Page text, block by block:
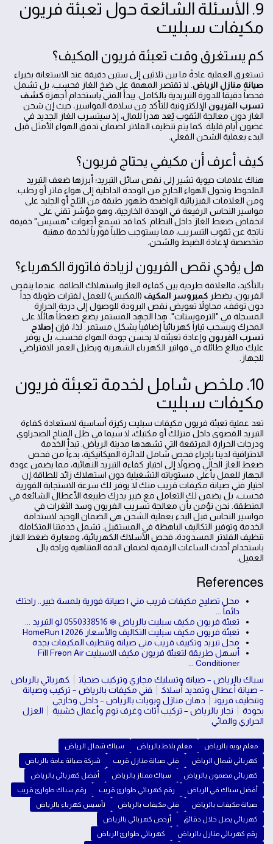
9. الأسئلة الشائعة حول تعبئة فريون
مكيفات سبليت
كم يستغرق وقت تعبئة فريون المكيف؟
تستغرق العملية عادةً ما بين ثلاثين إلى ستين دقيقة عند الاستعانة بخبراء
صيانة منازل الرياض . لا تقتصر المهمة على ضخ الغاز فحسب، بل تشمل
فحصاً دقيقاً للدورة التبريدية بالكامل. يبدأ الفني باستخدام أجهزةكشف
تسرب الفريون الإلكترونية للتأكد من سلامة المواسير، حيث إن شحن
الغاز دون معالجة الثقوب يُعد هدراً للمال، إذ سيتسرب الغاز الجديد في
غضون أيام قليلة. كما يتم تنظيف الفلاتر لضمان تدفق الهواء الأمثل قبل
البدء بعملية الشحن الفعلي.
كيف أعرف أن مكيفي يحتاج فريون؟
هناك علامات حيوية تشير إلى نقص سائل التبريد؛ أبرزها ضعف التبريد
الملحوظ وتحول الهواء الخارج من الوحدة الداخلية إلى هواء فاتر أو رطب.
ومن العلامات الفيزيائية الواضحة ظهور طبقة من الثلج أو الجليد على
مواسير النحاس الرفيعة في الوحدة الخارجية، وهو مؤشر تقني على
انخفاض ضغط الغاز داخل النظام. كما قد تسمع أصوات "هسيس" خفيفة
ناتجة عن ثقوب التسريب، مما يستوجب طلباً فورياً لخدمة مهنية
متخصصة لإعادة الضبط والشحن.
هل يؤدي نقص الفريون لزيادة فاتورة الكهرباء؟
بالتأكيد، فالعلاقة طردية بين كفاءة الغاز واستهلاك الطاقة. عندما ينقص
الفريون، يضطر كمبروسر المكيف (المكبس) للعمل لفترات طويلة جداً
دون توقف، محاولاً تعويض نقص البرودة للوصول إلى درجة الحرارة
المسجلة في "الترموستات". هذا الجهد المستمر يضع ضغطاً هائلاً على
المحرك ويسحب تياراً كهربائياً إضافياً بشكل مستمر. لذا، فإن إصلاح
تسرب الفريون وإعادة تعبئته لا يحسن جودة الهواء فحسب، بل يوفر
عليك مبالغ طائلة في فواتير الكهرباء الشهرية ويطيل العمر الافتراضي
للجهاز.
10. ملخص شامل لخدمة تعبئة فريون
مكيفات سبليت
تعد عملية تعبئة فريون مكيفات سبليت ركيزة أساسية لاستعادة كفاءة
التبريد القصوى داخل منزلك أو مكتبك، لا سيما في ظل المناخ الصحراوي
ودرجات الحرارة المرتفعة التي تشهدها مدينة الرياض. تبدأ الخدمة
الاحترافية لدينا بإجراء فحص شامل للدائرة الميكانيكية، بدءاً من فحص
ضغط الغاز الحالي وصولاً إلى اختبار كفاءة التبريد النهائية، مما يضمن عودة
الجهاز للعمل بأعلى مستوياته التشغيلية دون استهلاك زائد للطاقة.إن
اختيار فني صيانة مكيفات قريب منك لا يوفر لك سرعة الاستجابة الفورية
فحسب، بل يضمن لك التعامل مع خبير يدرك طبيعة الأعطال الشائعة في
المنطقة. نحن نؤمن بأن معالجة تسريب الفريون وسد الثغرات في
مواسير النحاس قبل البدء بعملية الشحن هي الضمان الوحيد لاستدامة
الخدمة وتوفير التكاليف الباهظة في المستقبل. تشمل خدمتنا المتكاملة
تنظيف الفلاتر المسدودة، فحص الأسلاك الكهربائية، ومعايرة ضغط الغاز
باستخدام أحدث الساعات الرقمية لضمان الدقة المتناهية وراحة بال
العميل.
References
محل تصليح مكيفات قريب مني | صيانة فورية بلمسة خبير.. راحتك
دائماً ...
تعبئة فريون مكيف سبليت بالرياض ❄️ 0550338516 لو التبريد ...
تعبئة فريون مكيف سبليت التكاليف والأسعار 2026 | HomeRun
محل تبريد وتكييف قريب مني صيانة وتنظيف المكيفات بجدة
أسهل طريقة لتعبئة فريون مكيف الاسبليت Fill Freon Air
Conditioner ...
سباك بالرياض – صيانة وتسليك مجاري وتركيب صحيات
كهربائي بالرياض
– صيانة أعطال وتمديد أسلاك
فني مكيفات بالرياض – تركيب وصيانة
وتنظيف فريون
دهان منازل وبويات بالرياض – داخلي وخارجي
بجودة
نجار بالرياض – تركيب أثاث وغرف نوم وأعمال خشبية
العزل
الحراري والمائي
معلم بويه بالرياض معلم بلاط بالرياض
سباك شمال الرياض
كهربائي شمال الرياض
فني صيانة منازل قريب
شركة صيانة عامة بالرياض
كهربائي مضمون بالرياض
سباك ممتاز بالرياض
أفضل كهربائي بالرياض
أفضل سباك في الرياض
رقم كهربائي طوارئ قريب
رقم سباك طوارئ قريب
صيانة مكيفات بالرياض
فني مكيفات بالرياض
تأسيس كهرباء بالرياض
كهربائي يصل خلال دقائق
أرخص كهربائي بالرياض
رقم كهربائي منازل بالرياض
كهربائي طوارئ الرياض